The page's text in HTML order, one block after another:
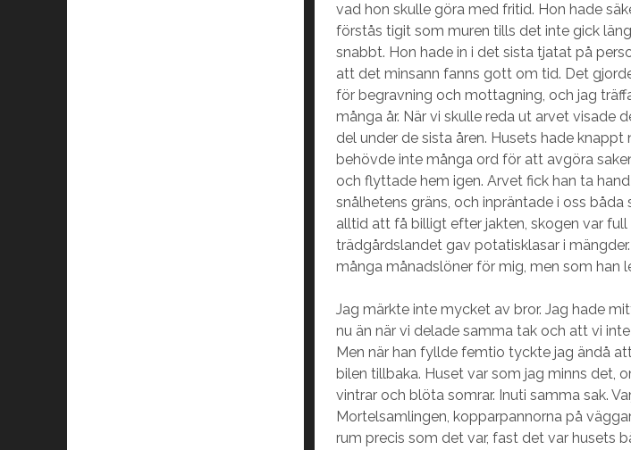
vad hon skulle göra med fritid. Hon hade
förstås tigit som muren tills det inte gick
snabbt. Hon hade in i det sista tjatat på
att det minsann fanns gott om tid. Det
för begravning och mottagning, och jag
många år. När vi skulle reda ut arvet visade
del under de sista åren. Husets hade
behövde inte många ord för att avgöra
och flyttade hem igen. Arvet fick han ta
snålhetens gräns, och inpräntade i oss
alltid att få billigt efter jakten, skogen var
trädgårdslandet gav potatisklasar i
många månadslöner för mig, men som han
Jag märkte inte mycket av bror. Jag hade
nu än när vi delade samma tak och att vi
Men när han fyllde femtio tyckte jag ändå
bilen tillbaka. Huset var som jag minns det,
vintrar och blöta somrar. Inuti samma sak.
Mortelsamlingen, kopparpannorna på
rum precis som det var, fast det var husets